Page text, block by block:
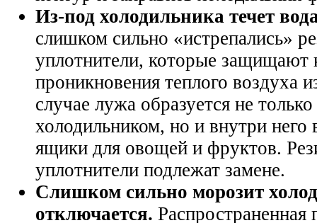
Из-под холодильника течет
слишком сильно «истрепались»
уплотнители, которые защищают
проникновения теплого воздуха
случае лужа образуется не
холодильником, но и внутри него
ящики для овощей и фруктов.
уплотнители подлежат замене.
Слишком сильно морозит
отключается.